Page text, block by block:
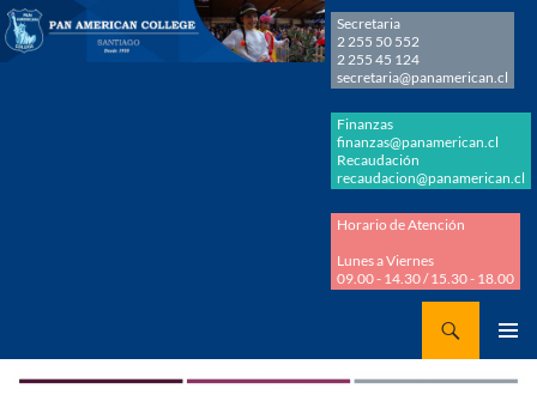
Secretaria
2 255 50 552
2 255 45 124
secretaria@panamerican.cl
Finanzas
finanzas@panamerican.cl
Recaudación
recaudacion@panamerican.cl
Horario de Atención
Lunes a Viernes
09.00 - 14.30 / 15.30 - 18.00
AL